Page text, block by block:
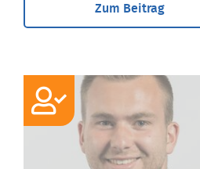
Zum Beitrag